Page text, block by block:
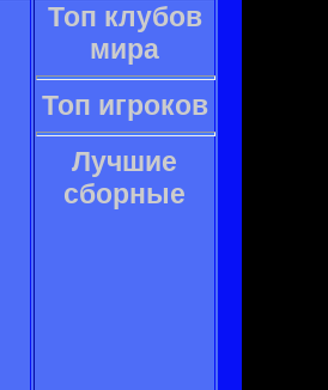
Топ клубов
мира
Топ игроков
Лучшие
сборные